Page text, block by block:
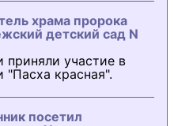
храма пророка
детский сад N
приняли участие в
"Пасха красная".
посетил